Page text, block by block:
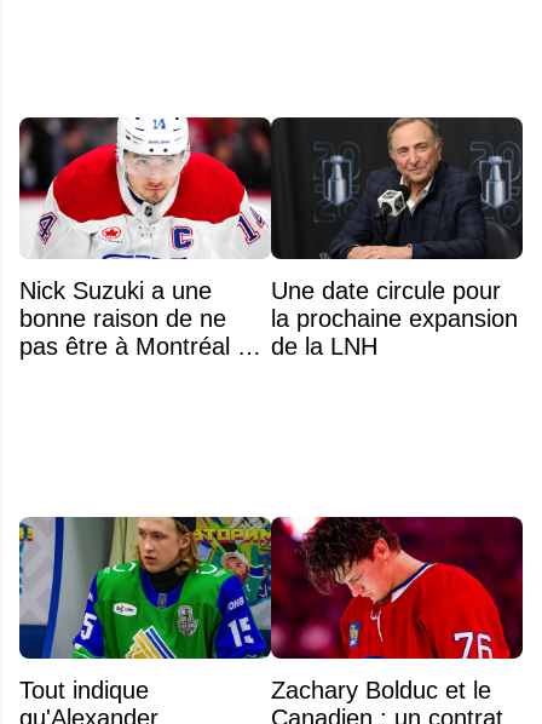
Nick Suzuki a une
bonne raison de ne
pas être à Montréal cet
Une date circule pour
la prochaine expansion
de la LNH
Tout indique
qu'Alexander
Zachary Bolduc et le
Canadien : un contrat